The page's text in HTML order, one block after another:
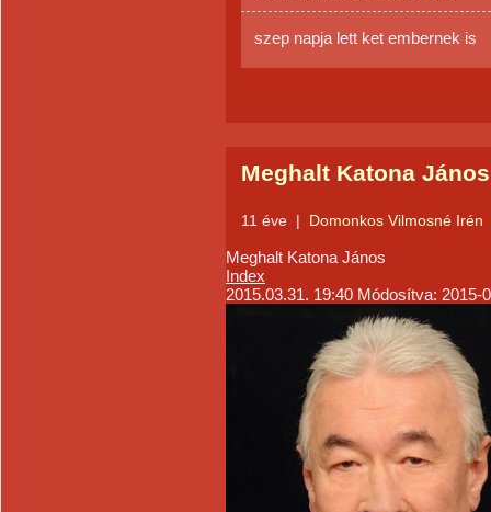
szep napja lett ket embernek is
Meghalt Katona János
11 éve | Domonkos Vilmosné Irén
Meghalt Katona János
Index
2015.03.31. 19:40 Módosítva: 2015-